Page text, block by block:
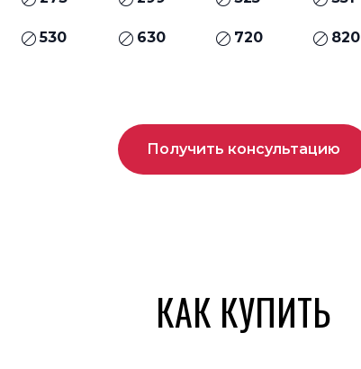
530 630 720 820
Получить консультацию
КАК КУПИТЬ